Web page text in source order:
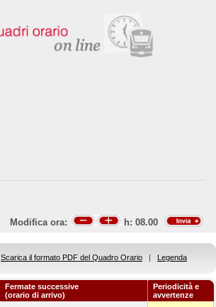
Modifica ora: h: 08.00
Scarica il formato PDF del Quadro Orario | Legenda
Fermate successive
(orario di arrivo)
Periodicità e
avvertenze